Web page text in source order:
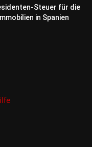
Steuer für die
in Spanien